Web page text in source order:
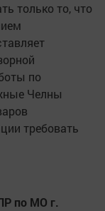
только то, что
по
Челны
требовать
по МО г.